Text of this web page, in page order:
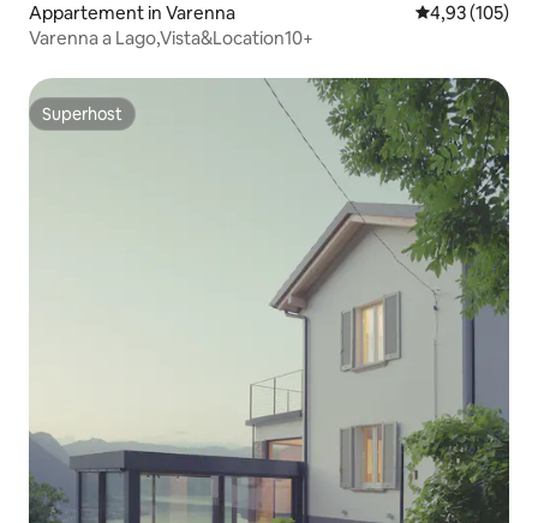
Appartement in Varenna Gemiddelde
4,93 (105)
Varenna a Lago,Vista&Location10+
Superhost
Superhost